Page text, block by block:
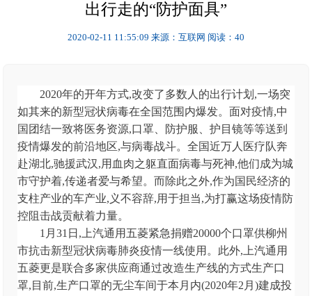
出行走的“防护面具”
2020-02-11 11:55:09 来源：互联网 阅读：40
2020年的开年方式,改变了多数人的出行计划,一场突
如其来的新型冠状病毒在全国范围内爆发。面对疫情,中
国团结一致将医务资源,口罩、防护服、护目镜等等送到
疫情爆发的前沿地区,与病毒战斗。全国近万人医疗队奔
赴湖北,驰援武汉,用血肉之躯直面病毒与死神,他们成为城
市守护着,传递者爱与希望。而除此之外,作为国民经济的
支柱产业的车产业,义不容辞,用于担当,为打赢这场疫情防
控阻击战贡献着力量。
1月31日,上汽通用五菱紧急捐赠20000个口罩供柳州
市抗击新型冠状病毒肺炎疫情一线使用。此外,上汽通用
五菱更是联合多家供应商通过改造生产线的方式生产口
罩,目前,生产口罩的无尘车间于本月内(2020年2月)建成投